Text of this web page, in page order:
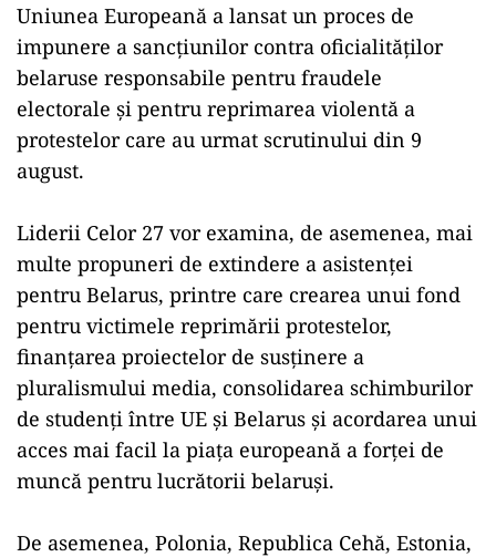
Uniunea Europeană a lansat un proces de
impunere a sancţiunilor contra oficialităţilor
belaruse responsabile pentru fraudele
electorale şi pentru reprimarea violentă a
protestelor care au urmat scrutinului din 9
august.
Liderii Celor 27 vor examina, de asemenea, mai
multe propuneri de extindere a asistenţei
pentru Belarus, printre care crearea unui fond
pentru victimele reprimării protestelor,
finanţarea proiectelor de susţinere a
pluralismului media, consolidarea schimburilor
de studenţi între UE şi Belarus şi acordarea unui
acces mai facil la piaţa europeană a forţei de
muncă pentru lucrătorii belaruşi.
De asemenea, Polonia, Republica Cehă, Estonia,